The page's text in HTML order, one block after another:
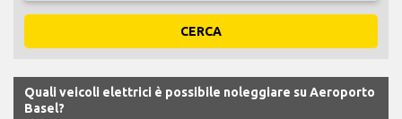
CERCA
Quali veicoli elettrici è possibile noleggiare su Aeroporto
Basel?